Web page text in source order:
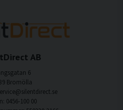
AB
6
Bromölla
0456-100 00